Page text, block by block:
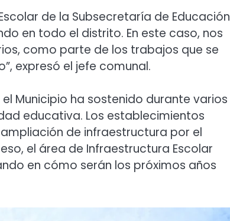
de la Subsecretaría de Educación
en todo el distrito. En este caso, nos
como parte de los trabajos que se
expresó el jefe comunal.
Municipio ha sostenido durante varios
educativa. Los establecimientos
de infraestructura por el
el área de Infraestructura Escolar
en cómo serán los próximos años